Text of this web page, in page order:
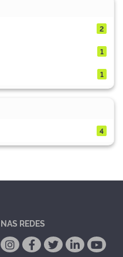
2
1
1
4
NAS REDES